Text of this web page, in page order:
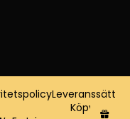
Leveranssätt
Köpvillkor